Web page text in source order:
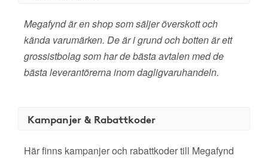
Megafynd är en shop som säljer överskott och
kända varumärken. De är i grund och botten är ett
grossistbolag som har de bästa avtalen med de
bästa leverantörerna inom dagligvaruhandeln.
Kampanjer & Rabattkoder
Här finns kampanjer och rabattkoder till Megafynd